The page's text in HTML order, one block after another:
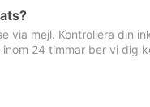
via mejl. Kontrollera din
24 timmar ber vi dig